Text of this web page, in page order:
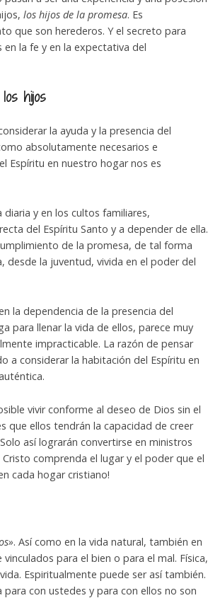
los hijos de la promesa. Es
que son herederos. Y el secreto para
la fe y en la expectativa del
hijos
la ayuda y la presencia del
absolutamente necesarios e
Espíritu en nuestro hogar nos es
y en los cultos familiares,
del Espíritu Santo y a depender de ella.
de la promesa, de tal forma
desde la juventud, vivida en el poder del
la dependencia de la presencia del
para llenar la vida de ellos, parece muy
impracticable. La razón de pensar
a considerar la habitación del Espíritu en
vivir conforme al deseo de Dios sin el
que ellos tendrán la capacidad de creer
así lograrán convertirse en ministros
comprenda el lugar y el poder que el
cada hogar cristiano!
. Así como en la vida natural, también en
para el bien o para el mal. Física,
Espiritualmente puede ser así también.
con ustedes y para con ellos no son